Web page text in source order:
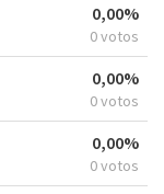
0,00%
0 votos
0,00%
0 votos
0,00%
0 votos